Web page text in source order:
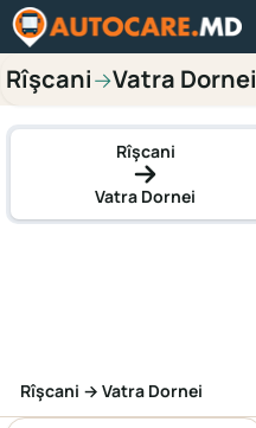
Rîşcani→Vatra Dornei
Rîşcani
Vatra Dornei
Rîşcani → Vatra Dornei